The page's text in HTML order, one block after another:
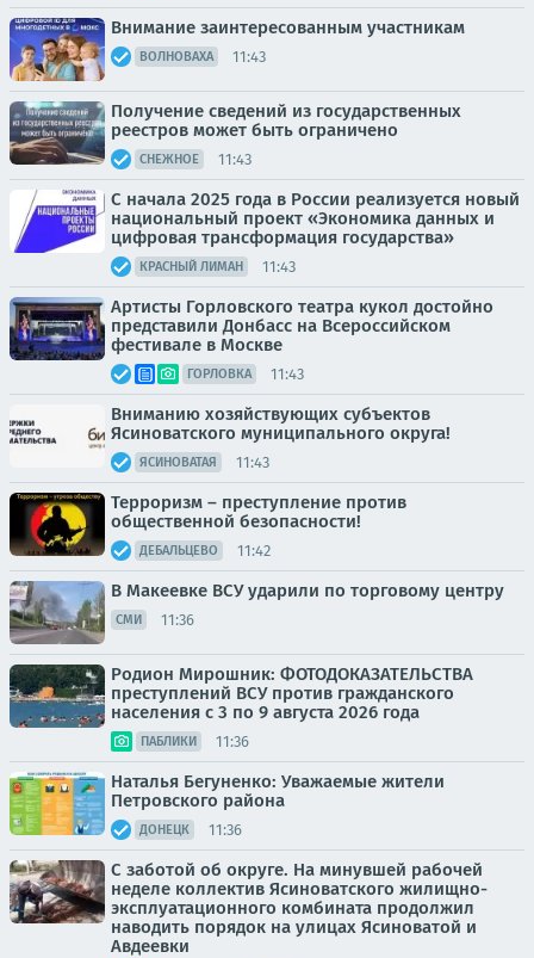
Внимание заинтересованным участникам
ВОЛНОВАХА 11:43
Получение сведений из государственных
реестров может быть ограничено
СНЕЖНОЕ 11:43
С начала 2025 года в России реализуется новый
национальный проект «Экономика данных и
цифровая трансформация государства»
КРАСНЫЙ ЛИМАН 11:43
Артисты Горловского театра кукол достойно
представили Донбасс на Всероссийском
фестивале в Москве
ГОРЛОВКА 11:43
Вниманию хозяйствующих субъектов
Ясиноватского муниципального округа!
ЯСИНОВАТАЯ 11:43
Терроризм – преступление против
общественной безопасности!
ДЕБАЛЬЦЕВО 11:42
В Макеевке ВСУ ударили по торговому центру
СМИ 11:36
Родион Мирошник: ФОТОДОКАЗАТЕЛЬСТВА
преступлений ВСУ против гражданского
населения с 3 по 9 августа 2026 года
ПАБЛИКИ 11:36
Наталья Бегуненко: Уважаемые жители
Петровского района
ДОНЕЦК 11:36
С заботой об округе. На минувшей рабочей
неделе коллектив Ясиноватского жилищно-
эксплуатационного комбината продолжил
наводить порядок на улицах Ясиноватой и
Авдеевки